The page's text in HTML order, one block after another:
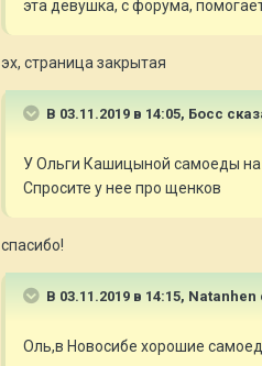
эта девушка, с форума,
эх, страница закрытая
В 03.11.2019 в 14:05, Босс
У Ольги Кашицыной самоеды на
Спросите у нее про щенков
спасибо!
В 03.11.2019 в 14:15, Natanhen
Оль,в Новосибе хорошие